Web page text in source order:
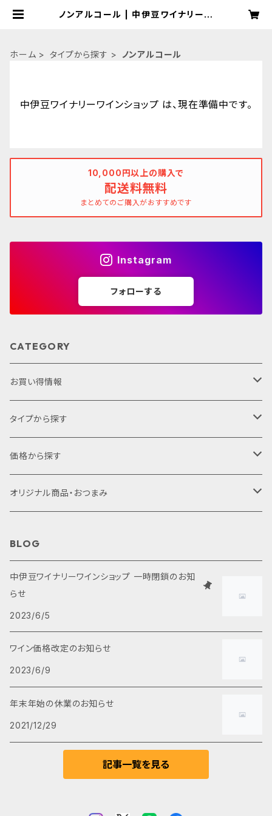
ノンアルコール | 中伊豆ワイナリーワ
ホーム タイプから探す ノンアルコール
中伊豆ワイナリーワインショップ は、現在準備中です。
10,000円以上の購入で
配送料無料
まとめてのご購入がおすすめです
Instagram
フォローする
CATEGORY
お買い得情報
セット商品
ギフトセット
タイプから探す
プレミアムシリーズ
サクラアワード2022
甘口ワイン
ノンアルコール
価格から探す
1,000円未満
オリジナル商品・おつまみ
BLOG
中伊豆ワイナリーワインショップ 一時閉鎖のお知
らせ
2023/6/5
ワイン価格改定のお知らせ
2023/6/9
年末年始の休業のお知らせ
2021/12/29
記事一覧を見る